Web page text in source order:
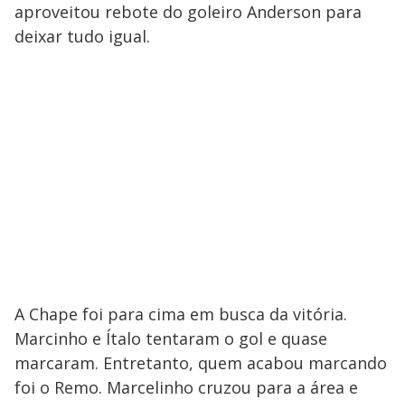
aproveitou rebote do goleiro Anderson para
deixar tudo igual.
A Chape foi para cima em busca da vitória.
Marcinho e Ítalo tentaram o gol e quase
marcaram. Entretanto, quem acabou marcando
foi o Remo. Marcelinho cruzou para a área e